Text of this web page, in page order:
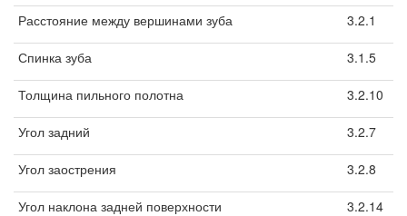
Расстояние между вершинами зуба 3.2.1
Спинка зуба 3.1.5
Толщина пильного полотна 3.2.10
Угол задний 3.2.7
Угол заострения 3.2.8
Угол наклона задней поверхности 3.2.14